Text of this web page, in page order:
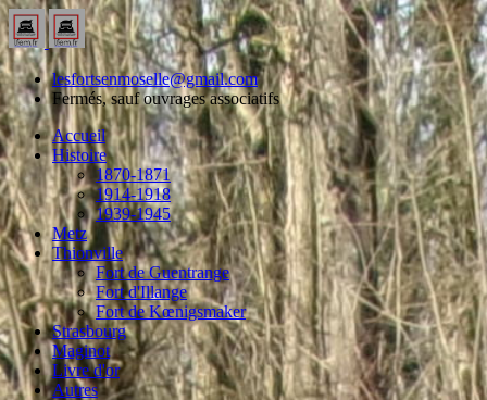
lesfortsenmoselle@gmail.com
Fermés, sauf ouvrages associatifs
Accueil
Histoire
1870-1871
1914-1918
1939-1945
Metz
Thionville
Fort de Guentrange
Fort d'Illange
Fort de Kœnigsmaker
Strasbourg
Maginot
Livre d'or
Autres